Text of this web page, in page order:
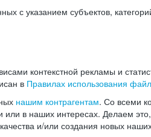
с указанием субъектов,
контекстной рекламы и
в Правилах использования
нашим контрагентам. Со всеми
или в наших интересах. Делаем
и/или создания новых